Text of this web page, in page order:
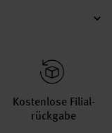
Kosten­lose Filial­
rückgabe